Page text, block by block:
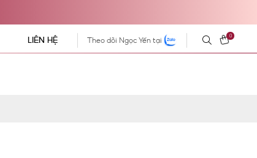
LIÊN HỆ Theo dõi Ngọc Yến tại
0